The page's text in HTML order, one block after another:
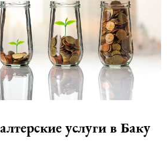
услуги в Баку